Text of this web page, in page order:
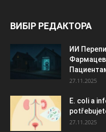
ВИБІР РЕДАКТОРА
ИИ
27.11.2025
E. coli a
27.11.2025